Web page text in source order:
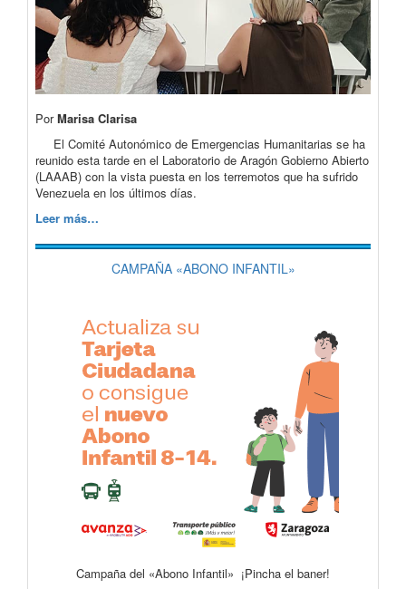
PorMarisa Clarisa
El Comité Autonómico de Emergencias Humanitarias se ha
reunido esta tarde en el Laboratorio de Aragón Gobierno Abierto
(LAAAB) con la vista puesta en los terremotos que ha sufrido
Venezuela en los últimos días.
Leer más…
CAMPAÑA «ABONO INFANTIL»
Campaña del «Abono Infantil» ¡Pincha el baner!